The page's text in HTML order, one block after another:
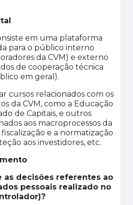
em uma plataforma
para o público interno
da CVM) e externo
de cooperação técnica
em geral).
cursos relacionados com os
da CVM, como a Educação
de Capitais, e outros
aos macroprocessos da
e a normatização
aos investidores, etc.
as decisões referentes ao
pessoais realizado no